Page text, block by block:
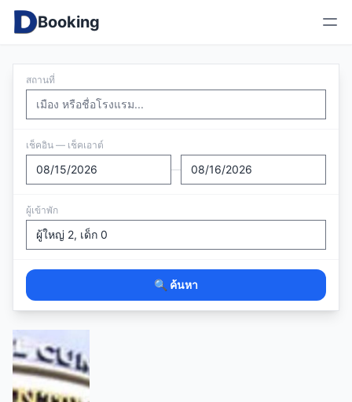
Booking
สถานที่
เช็คอิน — เช็คเอาต์
—
ผู้เข้าพัก
🔍 ค้นหา